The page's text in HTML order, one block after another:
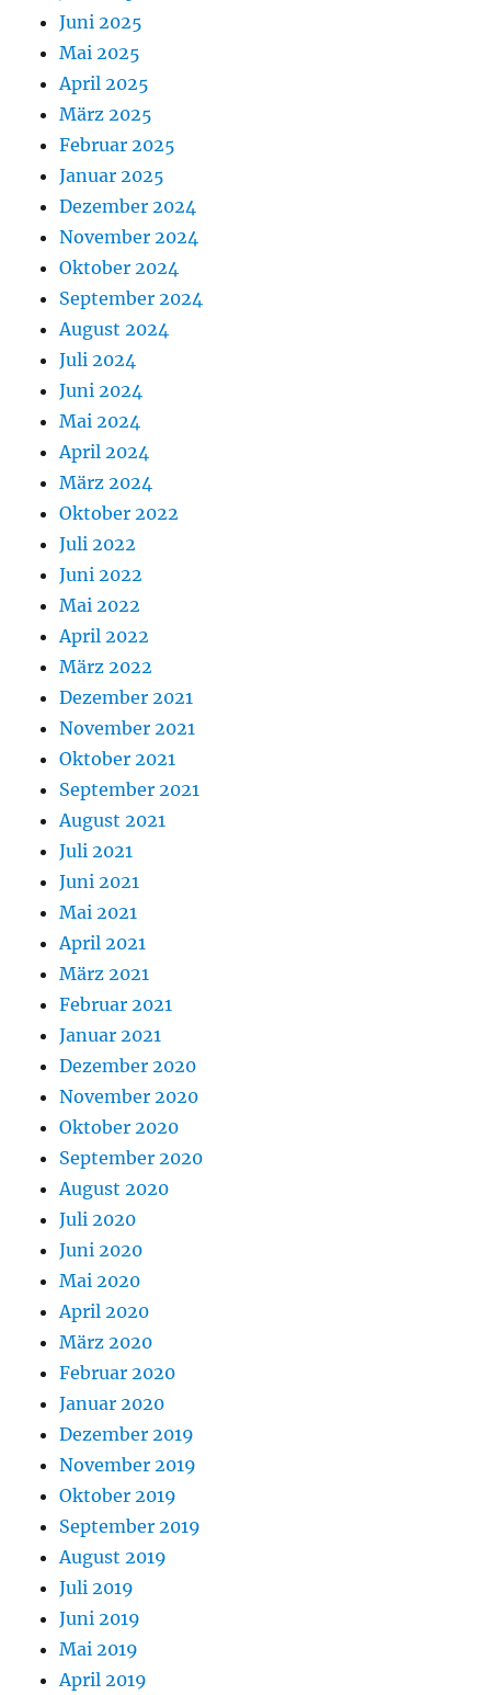
Juni 2025
Mai 2025
April 2025
März 2025
Februar 2025
Januar 2025
Dezember 2024
November 2024
Oktober 2024
September 2024
August 2024
Juli 2024
Juni 2024
Mai 2024
April 2024
März 2024
Oktober 2022
Juli 2022
Juni 2022
Mai 2022
April 2022
März 2022
Dezember 2021
November 2021
Oktober 2021
September 2021
August 2021
Juli 2021
Juni 2021
Mai 2021
April 2021
März 2021
Februar 2021
Januar 2021
Dezember 2020
November 2020
Oktober 2020
September 2020
August 2020
Juli 2020
Juni 2020
Mai 2020
April 2020
März 2020
Februar 2020
Januar 2020
Dezember 2019
November 2019
Oktober 2019
September 2019
August 2019
Juli 2019
Juni 2019
Mai 2019
April 2019